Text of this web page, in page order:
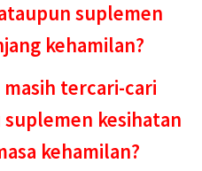
suplemen
kehamilan?
tercari-cari
kesihatan
kehamilan?